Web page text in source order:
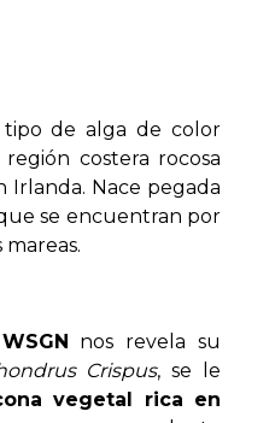
tipo de alga de color
costera rocosa
Nace pegada
se encuentran por
WSGN nos revela su
Crispus, se le
vegetal rica en